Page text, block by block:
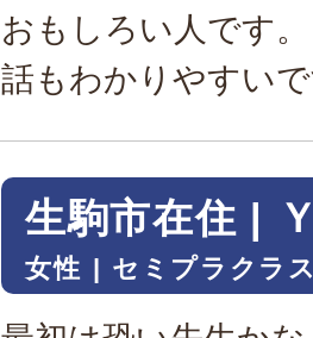
おもしろい人です。
話もわかりやすい
生駒市在住 |
女性 セミプラクラ